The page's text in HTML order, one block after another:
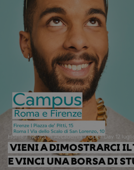
Home Novità in Accademia Open Day 12
VIENI A DIMOSTRARCI IL
E VINCI UNA BORSA DI